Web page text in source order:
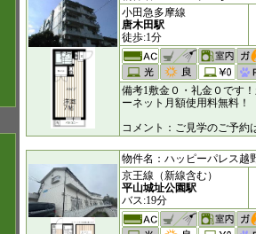
小田急多摩線
唐木田駅
徒歩:1分
備考1敷金０・礼金０です
ーネット月額使用料無料！
コメント：ご見学のご予約
物件名：ハッピーパレス越
京王線（新線含む）
平山城址公園駅
バス:19分